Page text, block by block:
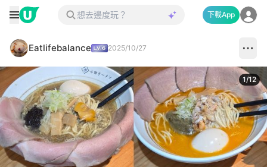
下載App
Eatlifebalance 2025/10/27
1/12